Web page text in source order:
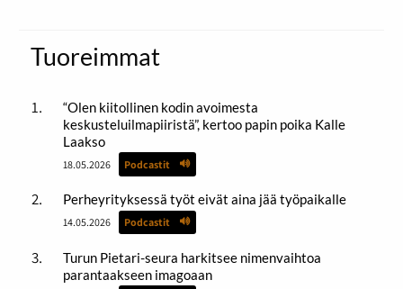
Tuoreimmat
“Olen kiitollinen kodin avoimesta
keskusteluilmapiiristä”, kertoo papin poika Kalle
Laakso
18.05.2026 Podcastit
Perheyrityksessä työt eivät aina jää työpaikalle
14.05.2026 Podcastit
Turun Pietari-seura harkitsee nimenvaihtoa
parantaakseen imagoaan